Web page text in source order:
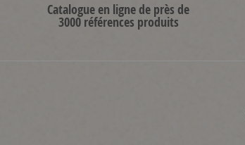
Catalogue en ligne de près de
3000 références produits